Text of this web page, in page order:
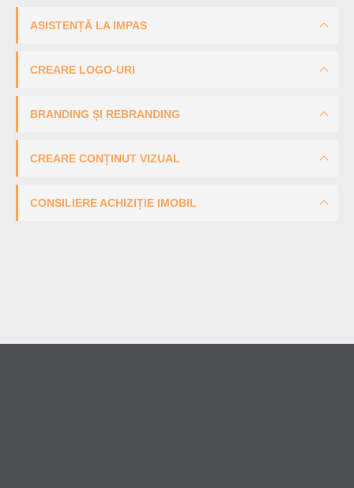
ASISTENȚĂ LA IMPAS
CREARE LOGO-URI
BRANDING ȘI REBRANDING
CREARE CONȚINUT VIZUAL
CONSILIERE ACHIZIȚIE IMOBIL